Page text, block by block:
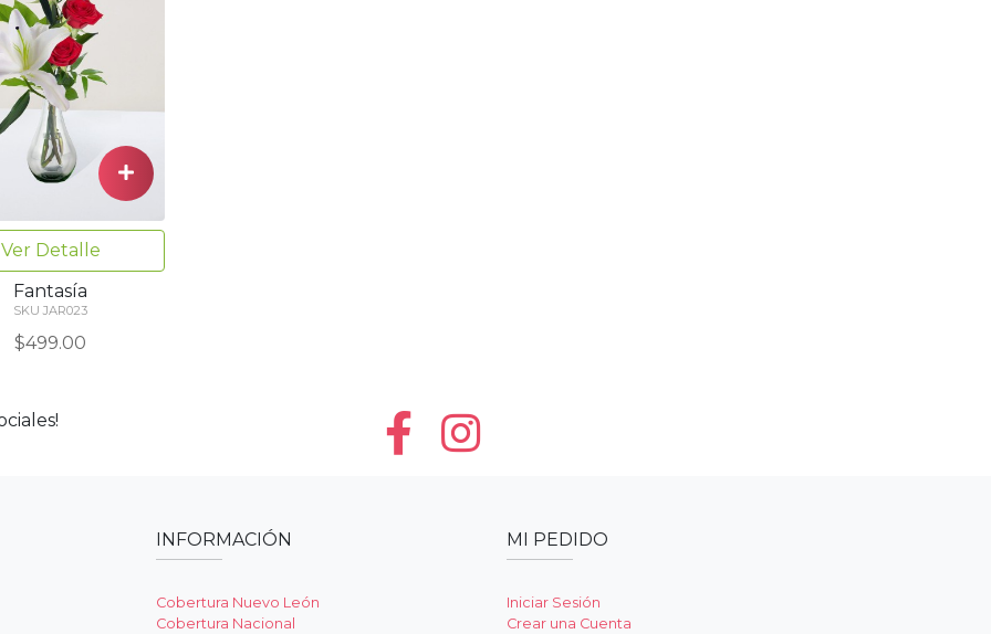
Ver Detalle
Fantasía
SKU JAR023
$499.00
INFORMACIÓN
Cobertura Nuevo León
Cobertura Nacional
MI PEDIDO
Iniciar Sesión
Crear una Cuenta